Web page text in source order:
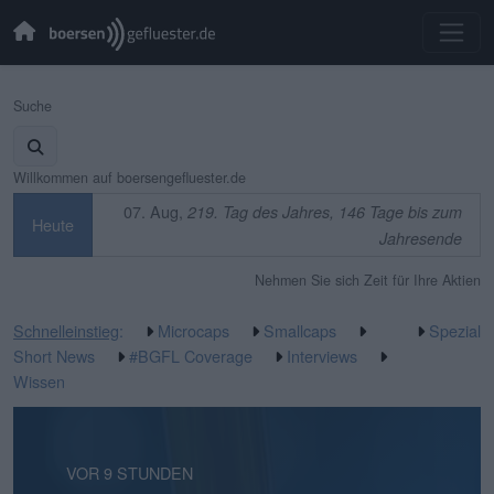
Suche
Willkommen auf boersengefluester.de
Heute
07. Aug, 219. Tag des Jahres, 146 Tage bis zum
Jahresende
Nehmen Sie sich Zeit für Ihre Aktien
Schnelleinstieg: Microcaps
Smallcaps
Short News
#BGFL Coverage
Interviews
Wissen
Spezial
VOR 5 STUNDEN
VOR 9 STUNDEN
VOR 1 TAG
VOR 1 TAG
VOR 2 TAGEN
VOR 3 TAGEN
VOR 4 TAGEN
VOR 4 TAGEN
VOR 1 WOCHE
VOR 1 WOCHE
VOR 2 WOCHEN
VOR 2 WOCHEN
VOR 2 WOCHEN
VOR 2 WOCHEN
VOR 3 WOCHEN